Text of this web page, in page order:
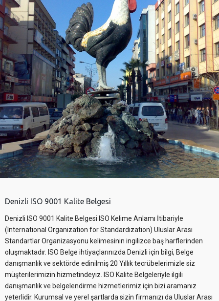
Denizli ISO 9001 Kalite Belgesi
Denizli ISO 9001 Kalite Belgesi ISO Kelime Anlamı İtibariyle
(International Organization for Standardization) Uluslar Arası
Standartlar Organizasyonu kelimesinin ingilizce baş harflerinden
oluşmaktadır. ISO Belge ihtiyaçlarınızda Denizli için bilgi, Belge
danışmanlık ve sektörde edinilmiş 20 Yıllık tecrübelerimizle siz
müşterilerimizin hizmetindeyiz. ISO Kalite Belgeleriyle ilgili
danışmanlık ve belgelendirme hizmetlerimiz için bizi aramanız
yeterlidir. Kurumsal ve yerel şartlarda sizin firmanızı da Uluslar Arası